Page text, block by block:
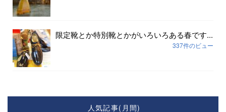
限定靴とか特別靴とかがいろいろある春です...
337件のビュー
人気記事(月間)